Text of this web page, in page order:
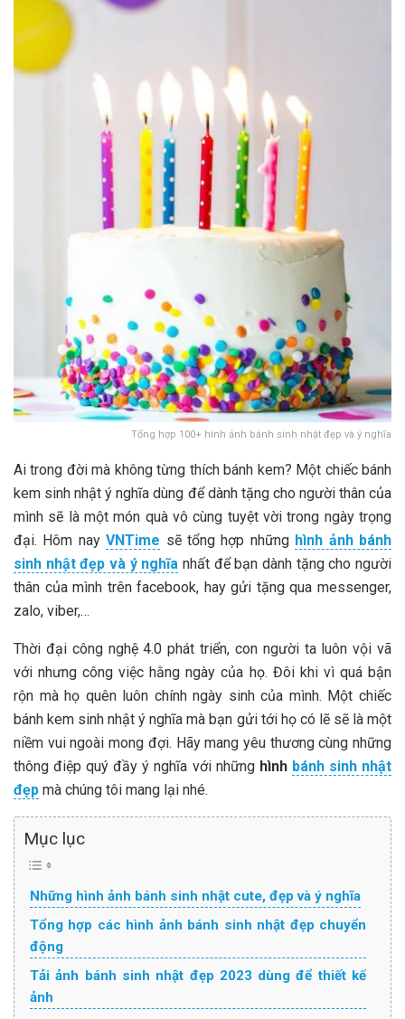
Tổng hợp 100+ hình ảnh bánh sinh nhật đẹp và ý nghĩa
Ai trong đời mà không từng thích bánh kem? Một chiếc bánh
kem sinh nhật ý nghĩa dùng để dành tặng cho người thân của
mình sẽ là một món quà vô cùng tuyệt vời trong ngày trọng
đại. Hôm nayVNTime sẽ tổng hợp những hình ảnh bánh
sinh nhật đẹp và ý nghĩa nhất để bạn dành tặng cho người
thân của mình trên facebook, hay gửi tặng qua messenger,
zalo, viber,…
Thời đại công nghệ 4.0 phát triển, con người ta luôn vội vã
với nhưng công việc hằng ngày của họ. Đôi khi vì quá bận
rộn mà họ quên luôn chính ngày sinh của mình. Một chiếc
bánh kem sinh nhật ý nghĩa mà bạn gửi tới họ có lẽ sẽ là một
niềm vui ngoài mong đợi. Hãy mang yêu thương cùng những
thông điệp quý đầy ý nghĩa với những hình bánh sinh nhật
đẹp mà chúng tôi mang lại nhé.
Mục lục
Những hình ảnh bánh sinh nhật cute, đẹp và ý nghĩa
Tổng hợp các hình ảnh bánh sinh nhật đẹp chuyển
động
Tải ảnh bánh sinh nhật đẹp 2023 dùng để thiết kế
ảnh